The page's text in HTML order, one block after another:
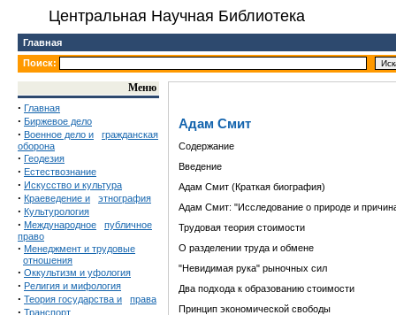
Центральная Научная Библиотека
Главная
Поиск:
Меню
· Главная
· Биржевое дело
· Военное дело и
гражданская
оборона
· Геодезия
· Естествознание
· Искусство и культура
· Краеведение и этнография
· Культурология
· Международное
публичное
право
· Менеджмент и трудовые
отношения
· Оккультизм и уфология
· Религия и мифология
· Теория государства и права
· Транспорт
Адам Смит
Содержание
Введение
Адам Смит (Краткая биография)
Адам Смит: "Исследование о природе и
Трудовая теория стоимости
О разделении труда и обмене
"Невидимая рука" рыночных сил
Два подхода к образованию стоимости
Принцип экономической свободы